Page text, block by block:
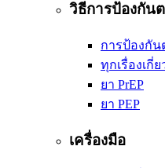
วิธีการป้องกัน
การป้องกัน
ทุกเรื่องเกี่
ยา PrEP
ยา PEP
เครื่องมือ